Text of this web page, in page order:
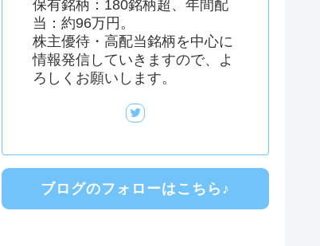
保有銘柄：180銘柄超、年間配
当：約96万円。
株主優待・高配当銘柄を中心に
情報発信していきますので、よ
ろしくお願いします。
ブログのフォローはこちら♪